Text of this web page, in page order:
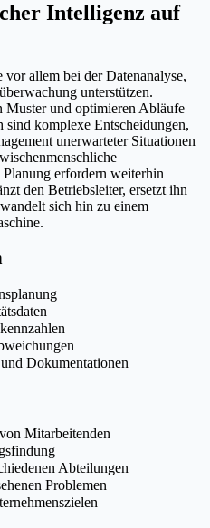
Intelligenz auf
allem bei der Datenanalyse,
unterstützen.
Muster und optimieren Abläufe
sind komplexe Entscheidungen,
unerwarteter Situationen
erfordern weiterhin
den Betriebsleiter, ersetzt ihn
sich hin zu einem
Dokumentationen
Mitarbeitenden
Abteilungen
Problemen